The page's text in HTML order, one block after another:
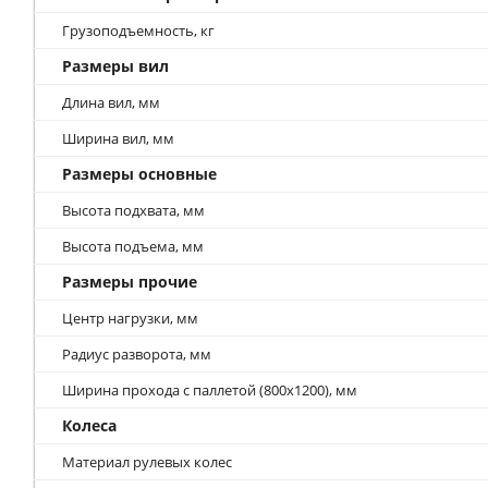
Грузоподъемность, кг
Размеры вил
Длина вил, мм
Ширина вил, мм
Размеры основные
Высота подхвата, мм
Высота подъема, мм
Размеры прочие
Центр нагрузки, мм
Радиус разворота, мм
Ширина прохода с паллетой (800х1200), мм
Колеса
Материал рулевых колес